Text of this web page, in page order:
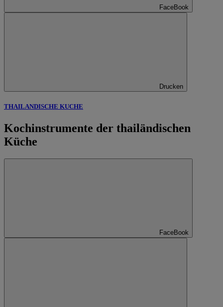
FaceBook
Drucken
THAILANDISCHE KUCHE
Kochinstrumente der thailändischen
Küche
FaceBook